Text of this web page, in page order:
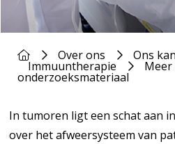
Over ons Ons
Immuuntherapie
onderzoeksmateriaal
In tumoren ligt een schat aan
over het afweersysteem van